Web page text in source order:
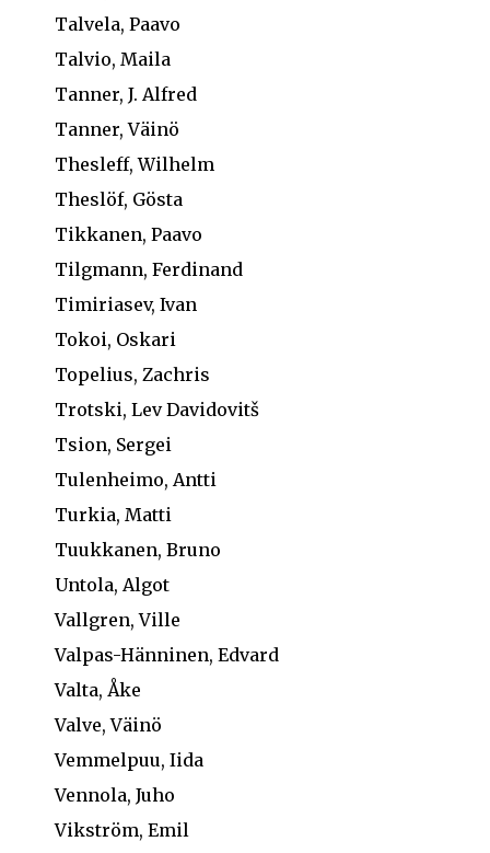
Talvela, Paavo
Talvio, Maila
Tanner, J. Alfred
Tanner, Väinö
Thesleff, Wilhelm
Theslöf, Gösta
Tikkanen, Paavo
Tilgmann, Ferdinand
Timiriasev, Ivan
Tokoi, Oskari
Topelius, Zachris
Trotski, Lev Davidovitš
Tsion, Sergei
Tulenheimo, Antti
Turkia, Matti
Tuukkanen, Bruno
Untola, Algot
Vallgren, Ville
Valpas-Hänninen, Edvard
Valta, Åke
Valve, Väinö
Vemmelpuu, Iida
Vennola, Juho
Vikström, Emil